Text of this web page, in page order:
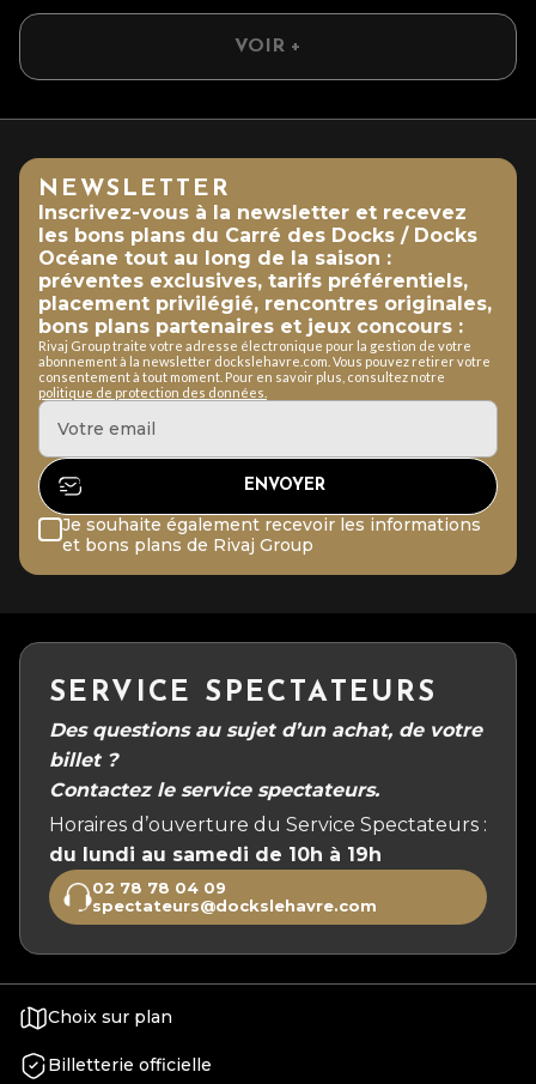
VOIR +
NEWSLETTER
Inscrivez-vous à la newsletter et recevez
les bons plans du Carré des Docks / Docks
Océane tout au long de la saison :
préventes exclusives, tarifs préférentiels,
placement privilégié, rencontres originales,
bons plans partenaires et jeux concours :
Rivaj Group traite votre adresse électronique pour la gestion de votre
abonnement à la newsletter dockslehavre.com. Vous pouvez retirer votre
consentement à tout moment. Pour en savoir plus, consultez notre
politique de protection des données.
Je souhaite également recevoir les informations
et bons plans de Rivaj Group
SERVICE SPECTATEURS
Des questions au sujet d’un achat, de votre
billet ?
Contactez le service spectateurs.
Horaires d’ouverture du Service Spectateurs :
du lundi au samedi de 10h à 19h
02 78 78 04 09
spectateurs@dockslehavre.com
Choix sur plan
Billetterie officielle